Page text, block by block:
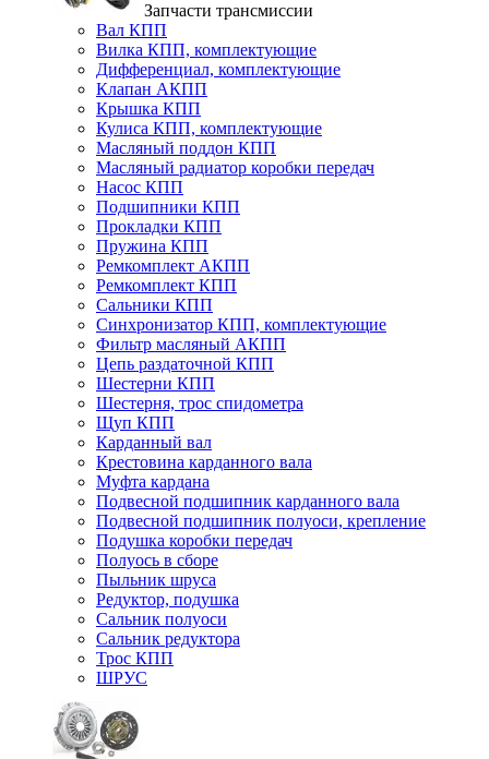
Запчасти трансмиссии
Вал КПП
Вилка КПП, комплектующие
Дифференциал, комплектующие
Клапан АКПП
Крышка КПП
Кулиса КПП, комплектующие
Масляный поддон КПП
Масляный радиатор коробки передач
Насос КПП
Подшипники КПП
Прокладки КПП
Пружина КПП
Ремкомплект АКПП
Ремкомплект КПП
Сальники КПП
Синхронизатор КПП, комплектующие
Фильтр масляный АКПП
Цепь раздаточной КПП
Шестерни КПП
Шестерня, трос спидометра
Щуп КПП
Карданный вал
Крестовина карданного вала
Муфта кардана
Подвесной подшипник карданного вала
Подвесной подшипник полуоси, крепление
Подушка коробки передач
Полуось в сборе
Пыльник шруса
Редуктор, подушка
Сальник полуоси
Сальник редуктора
Трос КПП
ШРУС